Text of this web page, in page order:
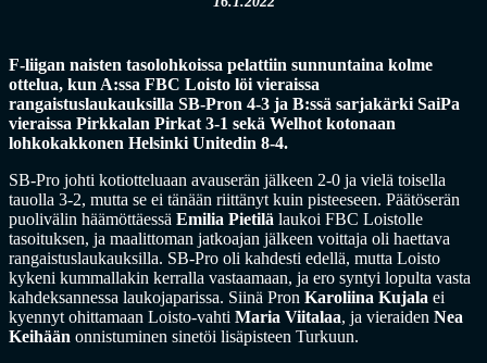
F-liigan naisten tasolohkoissa pelattiin sunnuntaina kolme
ottelua, kun A:ssa FBC Loisto löi vieraissa
rangaistuslaukauksilla SB-Pron 4-3 ja B:ssä sarjakärki SaiPa
vieraissa Pirkkalan Pirkat 3-1 sekä Welhot kotonaan
lohkokakkonen Helsinki Unitedin 8-4.
SB-Pro johti kotiotteluaan avauserän jälkeen 2-0 ja vielä toisella
tauolla 3-2, mutta se ei tänään riittänyt kuin pisteeseen. Päätöserän
puolivälin häämöttäessä Emilia Pietilä laukoi FBC Loistolle
tasoituksen, ja maalittoman jatkoajan jälkeen voittaja oli haettava
rangaistuslaukauksilla. SB-Pro oli kahdesti edellä, mutta Loisto
kykeni kummallakin kerralla vastaamaan, ja ero syntyi lopulta vasta
kahdeksannessa laukojaparissa. Siinä Pron Karoliina Kujala ei
kyennyt ohittamaan Loisto-vahti Maria Viitalaa, ja vieraiden Nea
Keihään onnistuminen sinetöi lisäpisteen Turkuun.